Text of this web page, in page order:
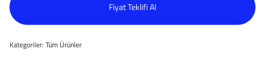
Fiyat Teklifi Al
Kategoriler: Tüm Ürünler